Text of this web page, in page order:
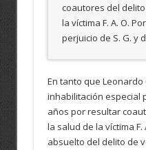
coautores del
la víctima F. A. O.
perjuicio de S. G. y
En tanto que
inhabilitación especial
años por resultar
la salud de la víctima
absuelto del delito de